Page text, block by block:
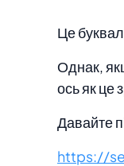
Це
Однак,
ось як це
Давайте
https://